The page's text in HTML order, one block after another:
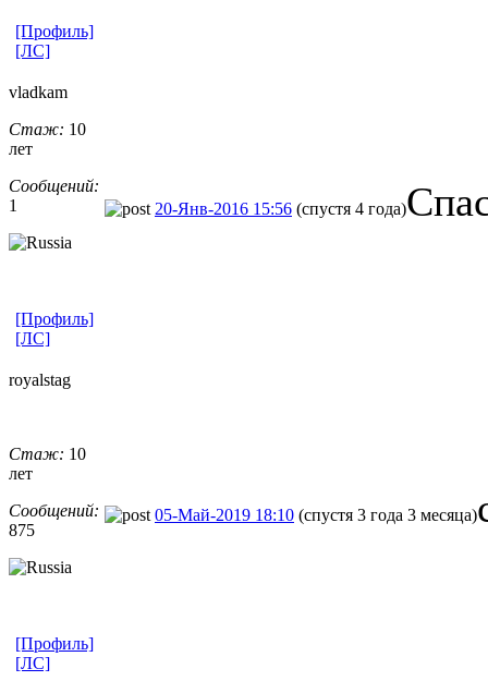
[Профиль]
[ЛС]
vladkam
Стаж: 10
лет
Сообщений:
1
20-Янв-2016 15:56 (спустя 4 года)
[Профиль]
[ЛС]
royalstag
Стаж: 10
лет
Сообщений:
875
05-Май-2019 18:10 (спустя 3 года 3 месяца)
[Профиль]
[ЛС]